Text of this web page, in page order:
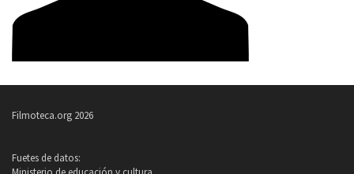
Filmoteca.org 2026
Fuetes de datos: